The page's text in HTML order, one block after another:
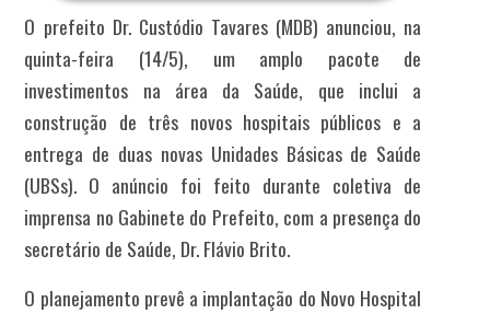
O prefeito Dr. Custódio Tavares (MDB) anunciou, na
quinta-feira (14/5), um amplo pacote de
investimentos na área da Saúde, que inclui a
construção de três novos hospitais públicos e a
entrega de duas novas Unidades Básicas de Saúde
(UBSs). O anúncio foi feito durante coletiva de
imprensa no Gabinete do Prefeito, com a presença do
secretário de Saúde, Dr. Flávio Brito.
O planejamento prevê a implantação do Novo Hospital